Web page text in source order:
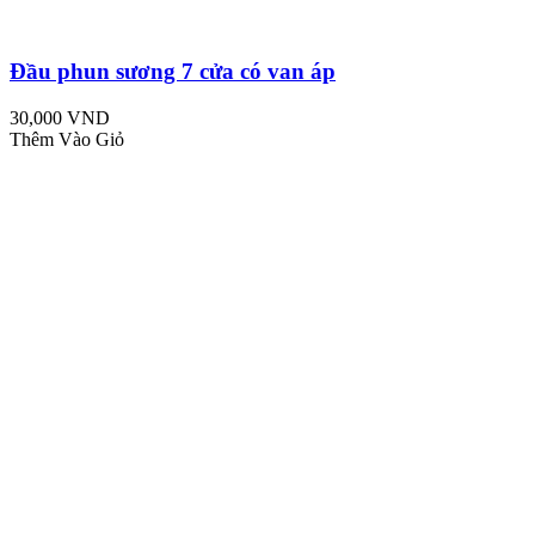
Đầu phun sương 7 cửa có van áp
30,000 VND
Thêm Vào Giỏ